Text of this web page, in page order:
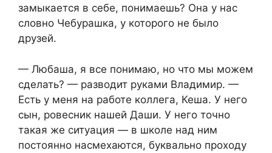
замыкается в себе, понимаешь? Она у нас
словно Чебурашка, у которого не было
друзей.
— Любаша, я все понимаю, но что мы можем
сделать? — разводит руками Владимир. —
Есть у меня на работе коллега, Кеша. У него
сын, ровесник нашей Даши. У него точно
такая же ситуация — в школе над ним
постоянно насмехаются, буквально проходу